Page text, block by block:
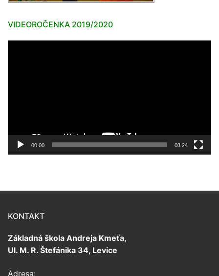
VIDEOROČENKA 2019/2020
00:00 03:24
KONTAKT
Základná škola Andreja Kmeťa,
Ul. M. R. Štefánika 34, Levice
Adresa: